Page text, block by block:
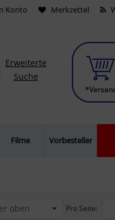
Konto Merkzettel
Erweiterte
Suche
Filme Vorbesteller
Pro Seite: